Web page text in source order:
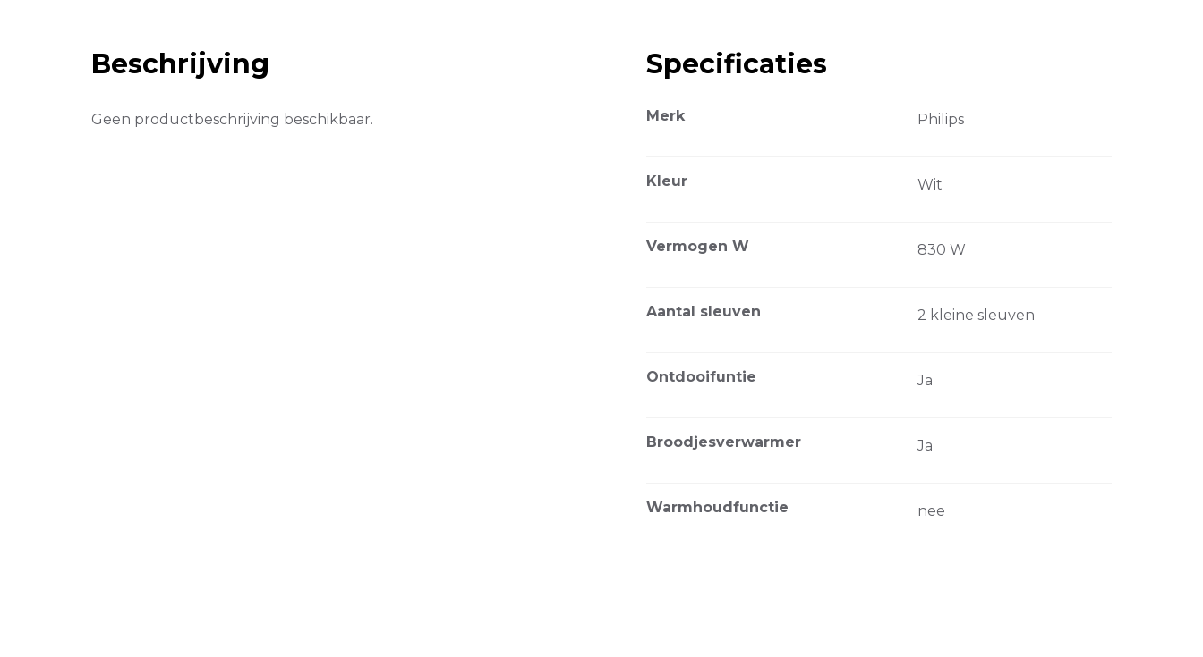
Beschrijving
Geen productbeschrijving beschikbaar.
Specificaties
Merk Philips
Kleur Wit
Vermogen W 830 W
Aantal sleuven 2 kleine sleuven
Ontdooifuntie Ja
Broodjesverwarmer Ja
Warmhoudfunctie nee